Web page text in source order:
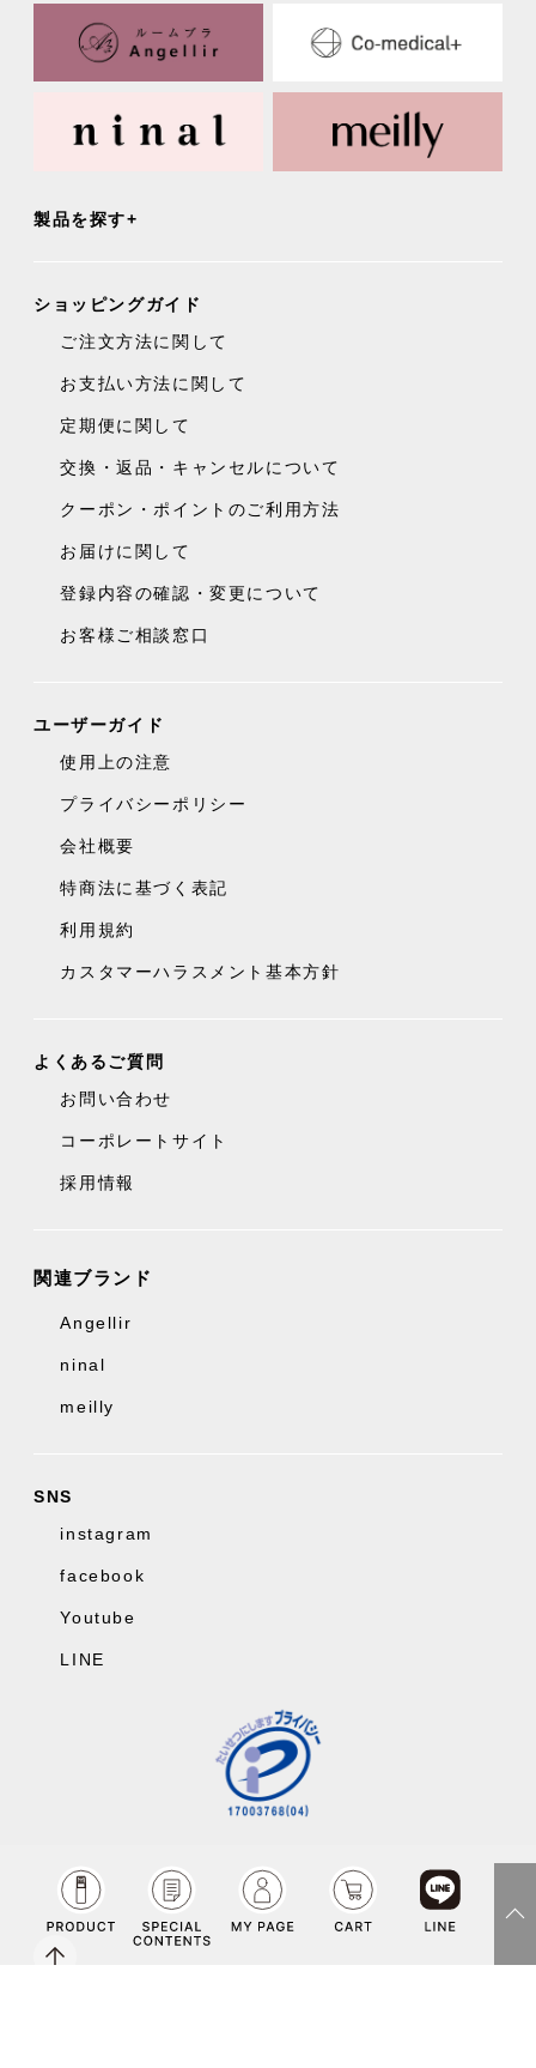
製品を探す
ショッピングガイド
ご注文方法に関して
お支払い方法に関して
定期便に関して
交換・返品・キャンセルについて
クーポン・ポイントのご利用方法
お届けに関して
登録内容の確認・変更について
お客様ご相談窓口
ユーザーガイド
使用上の注意
プライバシーポリシー
会社概要
特商法に基づく表記
利用規約
カスタマーハラスメント基本方針
よくあるご質問
お問い合わせ
コーポレートサイト
採用情報
関連ブランド
Angellir
ninal
meilly
SNS
instagram
facebook
Youtube
LINE
fac
ebo
inst
You
Copyright©Co-medical Co.Ltd rights reserved.